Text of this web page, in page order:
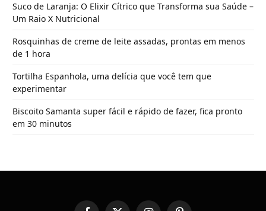
Suco de Laranja: O Elixir Cítrico que Transforma sua Saúde –
Um Raio X Nutricional
Rosquinhas de creme de leite assadas, prontas em menos
de 1 hora
Tortilha Espanhola, uma delícia que você tem que
experimentar
Biscoito Samanta super fácil e rápido de fazer, fica pronto
em 30 minutos